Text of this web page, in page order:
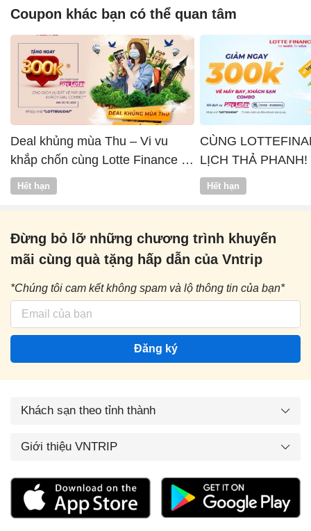
Coupon khác bạn có thể quan tâm
Deal khủng mùa Thu – Vi vu
khắp chốn cùng Lotte Finance x
Vntrip
Hết hạn
CÙNG
LỊCH THẢ PHANH!
Hết hạn
Đừng bỏ lỡ những chương trình khuyến
mãi cùng quà tặng hấp dẫn của Vntrip
*Chúng tôi cam kết không spam và lộ thông tin của bạn*
Đăng ký
Khách sạn theo tỉnh thành
Giới thiệu VNTRIP